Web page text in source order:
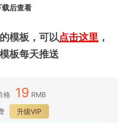
后查看
模板，可以点击这里 ，
板每天推送
格 19 RMB
升级VIP